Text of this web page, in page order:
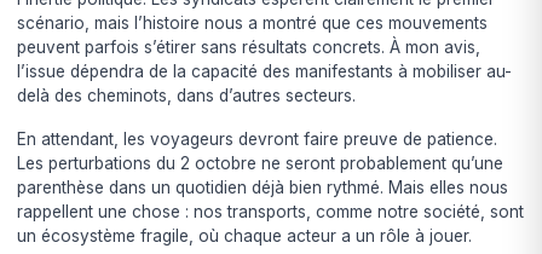
scénario, mais l’histoire nous a montré que ces mouvements
peuvent parfois s’étirer sans résultats concrets. À mon avis,
l’issue dépendra de la capacité des manifestants à mobiliser au-
delà des cheminots, dans d’autres secteurs.
En attendant, les voyageurs devront faire preuve de patience.
Les perturbations du 2 octobre ne seront probablement qu’une
parenthèse dans un quotidien déjà bien rythmé. Mais elles nous
rappellent une chose : nos transports, comme notre société, sont
un écosystème fragile, où chaque acteur a un rôle à jouer.